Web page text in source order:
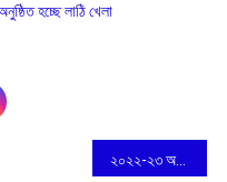
হচ্ছে লাঠি খেলা
২০২২-২৩ অর্থবর্ষের জরিমানা সহ আয়কর রিটার্নের আজই শেষদিন